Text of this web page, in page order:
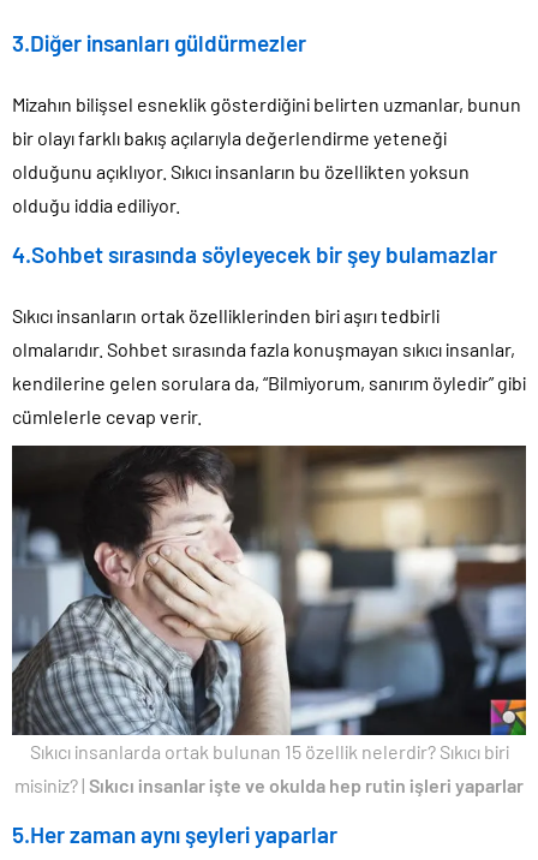
3.Diğer insanları güldürmezler
Mizahın bilişsel esneklik gösterdiğini belirten uzmanlar, bunun
bir olayı farklı bakış açılarıyla değerlendirme yeteneği
olduğunu açıklıyor. Sıkıcı insanların bu özellikten yoksun
olduğu iddia ediliyor.
4.Sohbet sırasında söyleyecek bir şey bulamazlar
Sıkıcı insanların ortak özelliklerinden biri aşırı tedbirli
olmalarıdır. Sohbet sırasında fazla konuşmayan sıkıcı insanlar,
kendilerine gelen sorulara da, “Bilmiyorum, sanırım öyledir” gibi
cümlelerle cevap verir.
Sıkıcı insanlarda ortak bulunan 15 özellik nelerdir? Sıkıcı biri
misiniz? | Sıkıcı insanlar işte ve okulda hep rutin işleri yaparlar
5.Her zaman aynı şeyleri yaparlar